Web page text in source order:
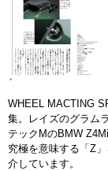
WHEEL MACTING
集。レイズのグラム
テックMのBMW
究極を意味する「Z
介しています。